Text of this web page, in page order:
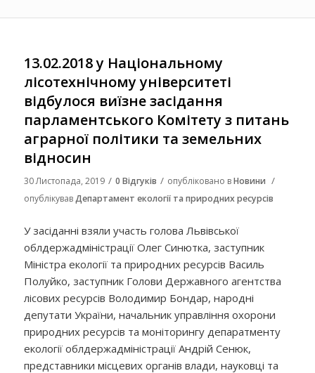
13.02.2018 у Національному
лісотехнічному університеті
відбулося виїзне засідання
парламентського Комітету з питань
аграрної політики та земельних
відносин
30 Листопада, 2019 / 0 Відгуків / опубліковано вНовини /
опублікувавДепартамент екології та природних ресурсів
У засіданні взяли участь голова Львівської
облдержадміністрації Олег Синютка, заступник
Міністра екології та природних ресурсів Василь
Полуйко, заступник Голови Державного агентства
лісових ресурсів Володимир Бондар, народні
депутати України, начальник управління охорони
природних ресурсів та моніторингу депаратменту
екології облдержадміністрації Андрій Сенюк,
представники місцевих органів влади, науковці та